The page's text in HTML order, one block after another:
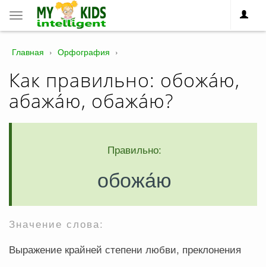
Toggle
navigation
Главная › Орфография ›
Как правильно: обожа́ю,
абажа́ю, обажа́ю?
Правильно:
обожа́ю
Значение слова:
Выражение крайней степени любви, преклонения